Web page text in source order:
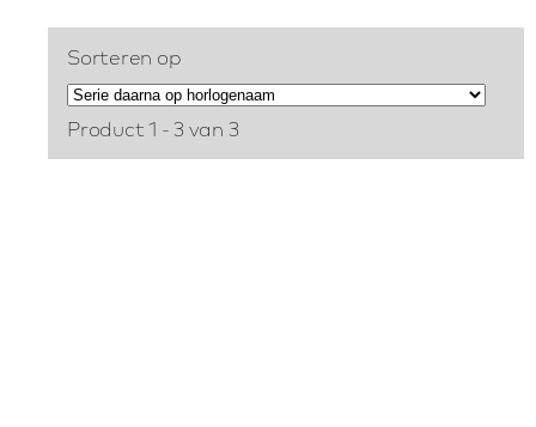
Sorteren op
Product 1 - 3 van 3